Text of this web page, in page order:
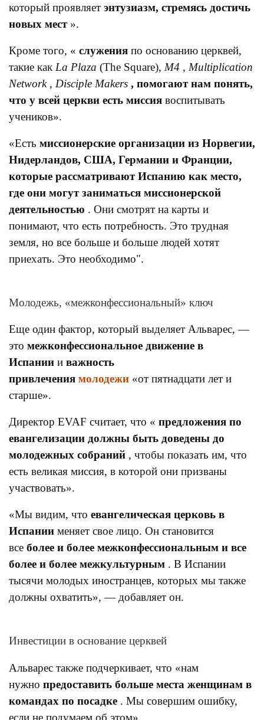
который проявляет энтузиазм, стремясь достичь
новых мест ».
Кроме того, « служения по основанию церквей,
такие как La Plaza (The Square), M4 , Multiplication
Network, Disciple Makers , помогают нам понять,
что у всей церкви есть миссия воспитывать
учеников».
«Есть миссионерские организации из Норвегии,
Нидерландов, США, Германии и Франции,
которые рассматривают Испанию как место,
где они могут заниматься миссионерской
деятельностью . Они смотрят на карты и
понимают, что есть потребность. Это трудная
земля, но все больше и больше людей хотят
приехать. Это необходимо".
Молодежь, «межконфессиональный» ключ
Еще один фактор, который выделяет Альварес, —
это межконфессиональное движение в
Испании и важность
привлечения молодежи «от пятнадцати лет и
старше».
Директор EVAF считает, что « предложения по
евангелизации должны быть доведены до
молодежных собраний , чтобы показать им, что
есть великая миссия, в которой они призваны
участвовать».
«Мы видим, что евангелическая церковь в
Испании меняет свое лицо. Он становится
все более и более межконфессиональным и все
более и более межкультурным . В Испании
тысячи молодых иностранцев, которых мы также
должны охватить», — добавляет он.
Инвестиции в основание церквей
Альварес также подчеркивает, что «нам
нужно предоставить больше места женщинам в
командах по посадке . Мы совершим ошибку,
если не подумаем об этом».